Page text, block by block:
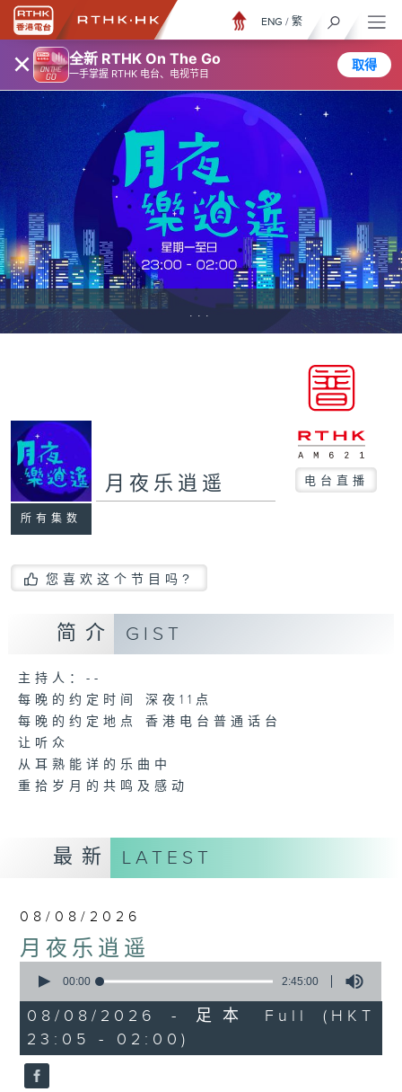
× 全新 RTHK On The Go
一手掌握 RTHK 电台、电视节目
取得
ENG / 繁
...
所有集数
月夜乐逍遥 电台直播
您喜欢这个节目吗?
简介 GIST
主持人：--
每晚的约定时间 深夜11点
每晚的约定地点 香港电台普通话台
让听众
从耳熟能详的乐曲中
重拾岁月的共鸣及感动
最新 LATEST
08/08/2026
月夜乐逍遥
seconds
2
hours,
45
minutes,
0
seconds
00:00 2:45:00
08/08/2026 - 足本 Full (HKT
23:05 - 02:00)